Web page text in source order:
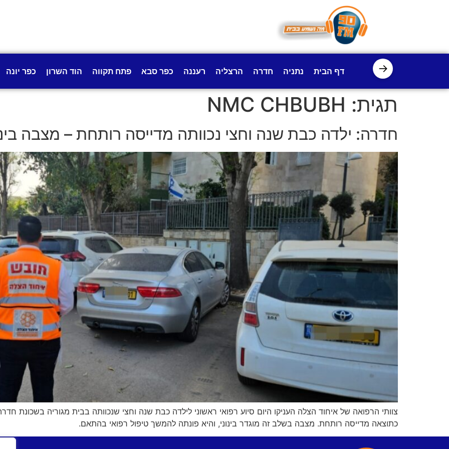
→ דף הבית נתניה חדרה הרצליה רעננה כפר סבא פתח תקווה הוד השרון כפר יונה
תגית: NMC CHBUBH
חדרה: ילדה כבת שנה וחצי נכוותה מדייסה רותחת – מצבה
צוותי הרפואה של איחוד הצלה העניקו היום סיוע רפואי ראשוני לילדה כבת שנה וחצי שנכוותה בבית מגוריה בשכונת
כתוצאה מדייסה רותחת. מצבה בשלב זה מוגדר בינוני, והיא פונתה להמשך טיפול רפואי בהתאם.